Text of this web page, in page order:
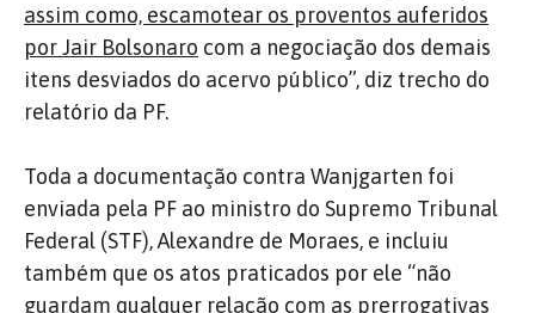
assim como, escamotear os proventos auferidos
por Jair Bolsonaro com a negociação dos demais
itens desviados do acervo público”, diz trecho do
relatório da PF.
Toda a documentação contra Wanjgarten foi
enviada pela PF ao ministro do Supremo Tribunal
Federal (STF), Alexandre de Moraes, e incluiu
também que os atos praticados por ele “não
guardam qualquer relação com as prerrogativas